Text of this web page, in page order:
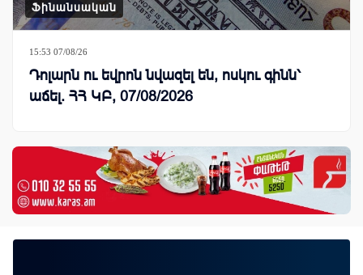
Ֆինանսական
15:53 07/08/26
Դոլարն ու եվրոն նվազել են, ոսկու գինն՝
աճել. ՀՀ ԿԲ, 07/08/2026